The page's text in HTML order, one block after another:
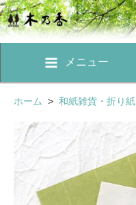
メニュー
ホーム > 和紙雑貨・折り紙